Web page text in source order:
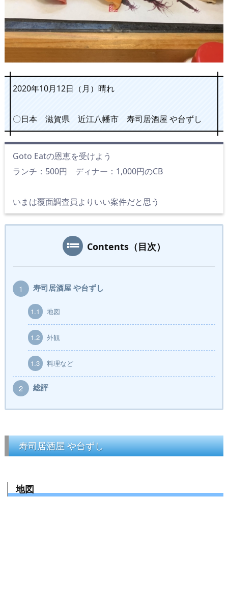
2020年10月12日（月）晴れ
〇日本 滋賀県 近江八幡市 寿司居酒屋 や台ずし
Goto Eatの恩恵を受けよう
ランチ：500円 ディナー：1,000円のCB
いまは覆面調査員よりいい案件だと思う
Contents（目次）
1 寿司居酒屋 や台ずし
1.1 地図
1.2 外観
1.3 料理など
2 総評
寿司居酒屋 や台ずし
地図